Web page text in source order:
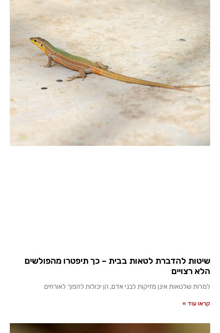
שיטות להדברת לטאות בבית – כך תיפטרו מהפולשים
הלא רצויים
למרות שלטאות אינן מזיקות לבני אדם, הן יכולות להפוך לאורחים
קראו עוד »